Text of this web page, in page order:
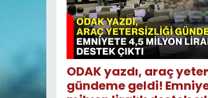
ODAK yazdı, araç
gündeme geldi!